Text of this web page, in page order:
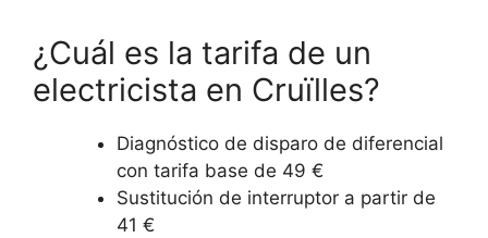
¿Cuál es la tarifa de un
electricista en Cruïlles?
Diagnóstico de disparo de diferencial
con tarifa base de 49 €
Sustitución de interruptor a partir de
41 €